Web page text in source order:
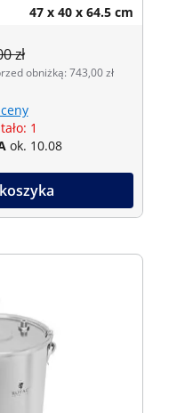
47 x 40 x 64.5 cm
zł
obniżką: 743,00 zł
1
ok. 10.08